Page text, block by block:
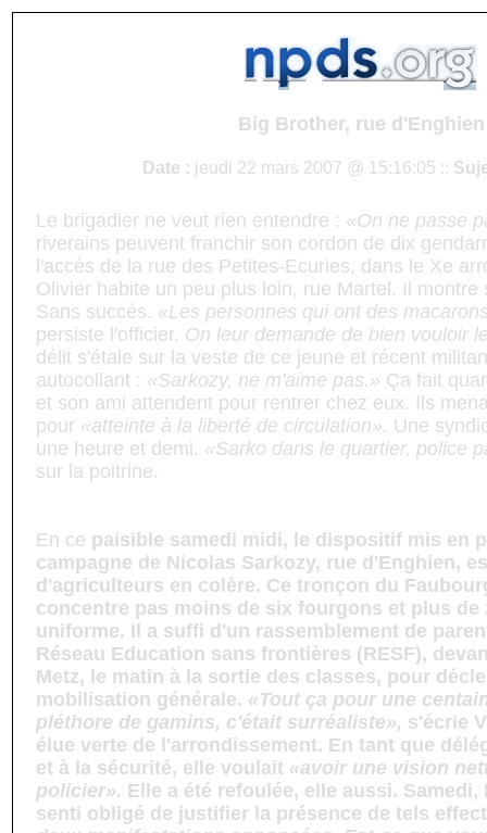
Big Brother, rue d'Enghien
Date : jeudi 22 mars 2007 @ 15:16:05 ::
Le brigadier ne veut rien entendre : «On ne passe
riverains peuvent franchir son cordon de dix
l'accès de la rue des Petites-Ecuries, dans le Xe
Olivier habite un peu plus loin, rue Martel. Il montre
Sans succès. «Les personnes qui ont des
persiste l'officier. On leur demande de bien vouloir
délit s'étale sur la veste de ce jeune et récent
autocollant : «Sarkozy, ne m'aime pas.» Ça fait
et son ami attendent pour rentrer chez eux. Ils
pour «atteinte à la liberté de circulation». Une
une heure et demi. «Sarko dans le quartier, police
sur la poitrine.
En ce paisible samedi midi, le dispositif mis en
campagne de Nicolas Sarkozy, rue d'Enghien,
d'agriculteurs en colère. Ce tronçon du
concentre pas moins de six fourgons et plus de
uniforme. Il a suffi d'un rassemblement de
Réseau Education sans frontières (RESF),
Metz, le matin à la sortie des classes, pour
mobilisation générale. «Tout ça pour une
pléthore de gamins, c'était surréaliste», s'écrie
élue verte de l'arrondissement. En tant que
et à la sécurité, elle voulait «avoir une vision
policier». Elle a été refoulée, elle aussi.
senti obligé de justifier la présence de tels